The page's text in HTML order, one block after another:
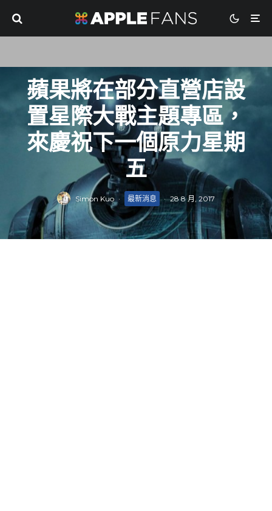
蘋果將在部分直營店設
置星際大戰主題專區，
來慶祝下一個原力星期
五
Simon Kuo · 最新消息 · 28 8 月, 2017